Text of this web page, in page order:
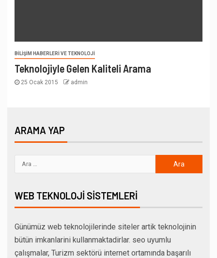
BILIŞIM HABERLERI VE TEKNOLOJI
Teknolojiyle Gelen Kaliteli Arama
25 Ocak 2015 admin
ARAMA YAP
WEB TEKNOLOJI SISTEMLERI
Günümüz web teknolojilerinde siteler artik teknolojinin
bütün imkanlarini kullanmaktadirlar. seo uyumlu
çalışmalar, Turizm sektörü internet ortamında başarılı